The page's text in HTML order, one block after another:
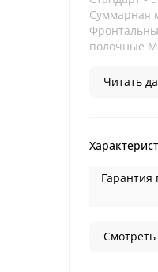
Суммарная
полочные
Читать
Гарантия
Смотреть